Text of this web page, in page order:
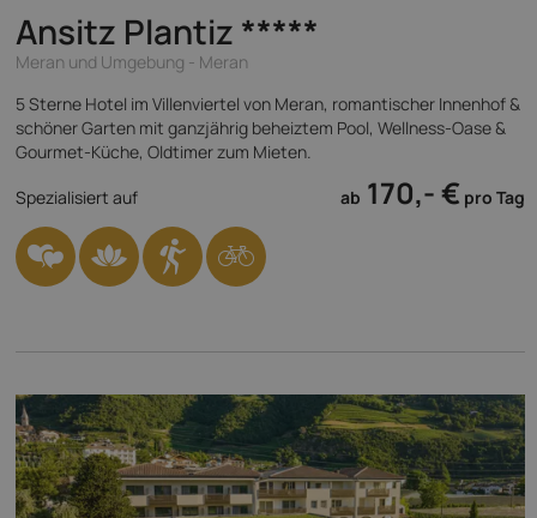
Ansitz Plantiz *****
Meran und Umgebung - Meran
5 Sterne Hotel im Villenviertel von Meran, romantischer Innenhof &
schöner Garten mit ganzjährig beheiztem Pool, Wellness-Oase &
Gourmet-Küche, Oldtimer zum Mieten.
Spezialisiert auf
ab 170,- € pro Tag